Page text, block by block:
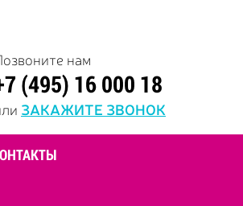
нам
(495) 16 000 18
ЗАКАЖИТЕ ЗВОНОК